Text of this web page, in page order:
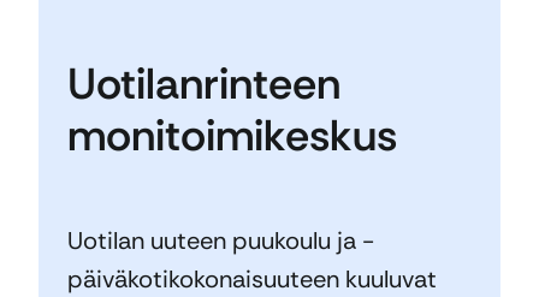
Uotilanrinteen
monitoimikeskus
Uotilan uuteen puukoulu ja -
päiväkotikokonaisuuteen kuuluvat